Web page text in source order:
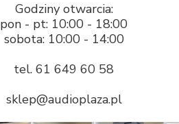
Godziny otwarcia:
pon - pt: 10:00 - 18:00
sobota: 10:00 - 14:00
tel. 61 649 60 58
sklep@audioplaza.pl